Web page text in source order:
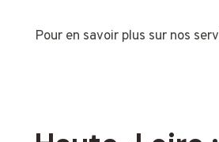
Pour en savoir plus sur nos